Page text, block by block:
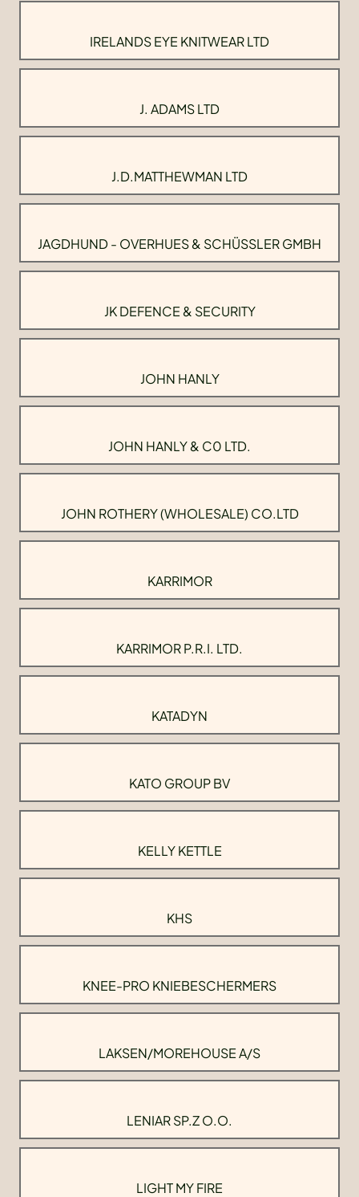
IRELANDS EYE KNITWEAR LTD
J. ADAMS LTD
J.D.MATTHEWMAN LTD
JAGDHUND - OVERHUES & SCHÜSSLER GMBH
JK DEFENCE & SECURITY
JOHN HANLY
JOHN HANLY & C0 LTD.
JOHN ROTHERY (WHOLESALE) CO.LTD
KARRIMOR
KARRIMOR P.R.I. LTD.
KATADYN
KATO GROUP BV
KELLY KETTLE
KHS
KNEE-PRO KNIEBESCHERMERS
LAKSEN/MOREHOUSE A/S
LENIAR SP.Z O.O.
LIGHT MY FIRE